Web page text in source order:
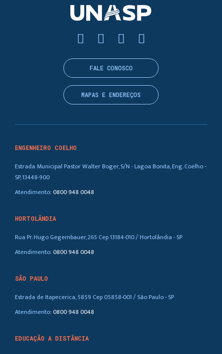
ENGENHEIRO COELHO
Estrada Municipal Pastor Walter Boger, S/N - Lagoa Bonita, Eng. Coelho -
SP, 13448-900
Atendimento:0800 948 0048
HORTOLÂNDIA
Rua Pr. Hugo Gegembauer, 265 Cep 13184-010 / Hortolândia - SP
Atendimento:0800 948 0048
SÃO PAULO
Estrada de Itapecerica, 5859 Cep 05858-001 / São Paulo - SP
Atendimento:0800 948 0048
EDUCAÇÃO A DISTÂNCIA
FALE CONOSCO
MAPAS E ENDEREÇOS